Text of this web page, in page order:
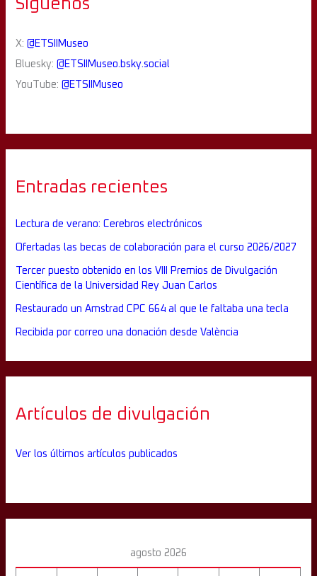
Síguenos
X:@ETSIIMuseo
Bluesky:@ETSIIMuseo.bsky.social
YouTube:@ETSIIMuseo
Entradas recientes
Lectura de verano: Cerebros electrónicos
Ofertadas las becas de colaboración para el curso 2026/2027
Tercer puesto obtenido en los VIII Premios de Divulgación
Científica de la Universidad Rey Juan Carlos
Restaurado un Amstrad CPC 664 al que le faltaba una tecla
Recibida por correo una donación desde València
Artículos de divulgación
Ver los últimos artículos publicados
agosto 2026